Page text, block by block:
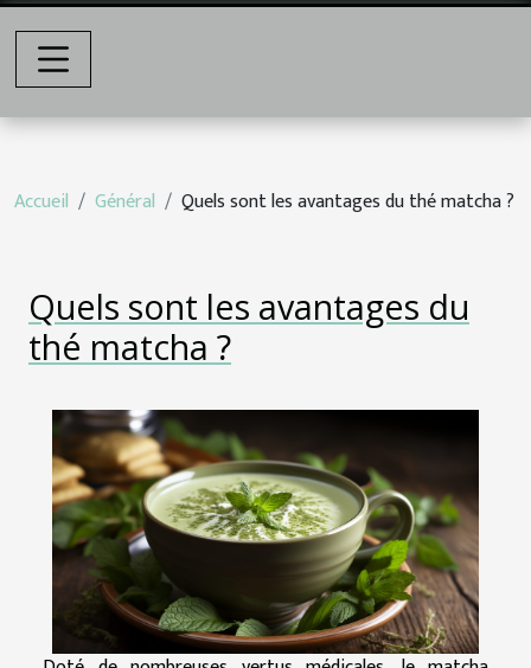
Accueil Général Quels sont les avantages du thé matcha ?
Quels sont les avantages du
thé matcha ?